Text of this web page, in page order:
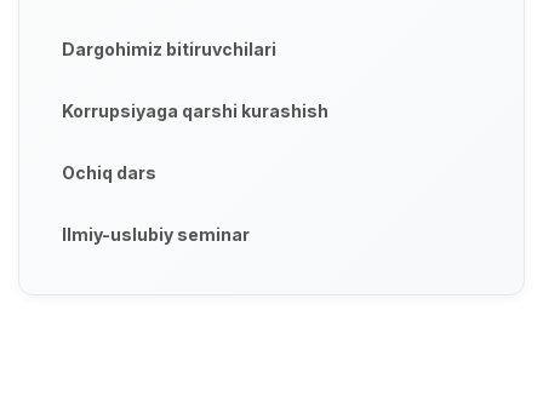
Dargohimiz bitiruvchilari
Korrupsiyaga qarshi kurashish
Ochiq dars
Ilmiy-uslubiy seminar